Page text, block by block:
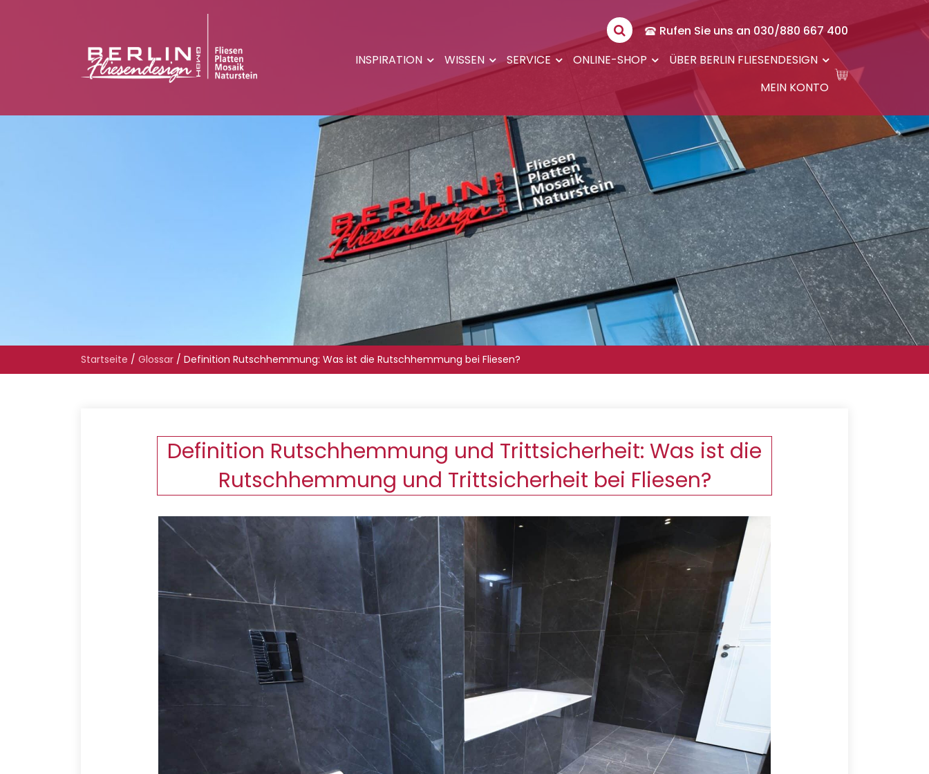
Rufen Sie uns an 030/880 667 400
INSPIRATION
WISSEN SERVICE ONLINE-SHOP
ÜBER BERLIN FLIESENDESIGN
MEIN KONTO
Startseite / Glossar / Definition Rutschhemmung: Was ist die Rutschhemmung bei Fliesen?
Definition Rutschhemmung und Trittsicherheit: Was ist die
Rutschhemmung und Trittsicherheit bei Fliesen?